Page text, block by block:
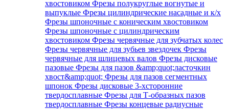
хвостовиком Фрезы полукруглые вогнутые и
выпуклые Фрезы цилиндрические насадные и к/х
Фрезы шпоночные с коническим хвостовиком
Фрезы шпоночные с цилиндрическим
хвостовиком Фрезы червячные для зубчатых колес
Фрезы червячные для зубьев звездочек Фрезы
червячные для шлицевых валов Фрезы дисковые
пазовые Фрезы для пазов &amp;quot;ласточкин
хвост&amp;quot; Фрезы для пазов сегментных
шпонок Фрезы дисковые 3-хсторонние
твердосплавные Фрезы для Т-образных пазов
твердосплавные Фрезы концевые радиусные